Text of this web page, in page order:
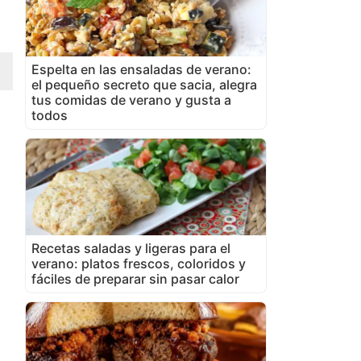
Espelta en las ensaladas de verano:
el pequeño secreto que sacia, alegra
tus comidas de verano y gusta a
todos
Recetas saladas y ligeras para el
verano: platos frescos, coloridos y
fáciles de preparar sin pasar calor